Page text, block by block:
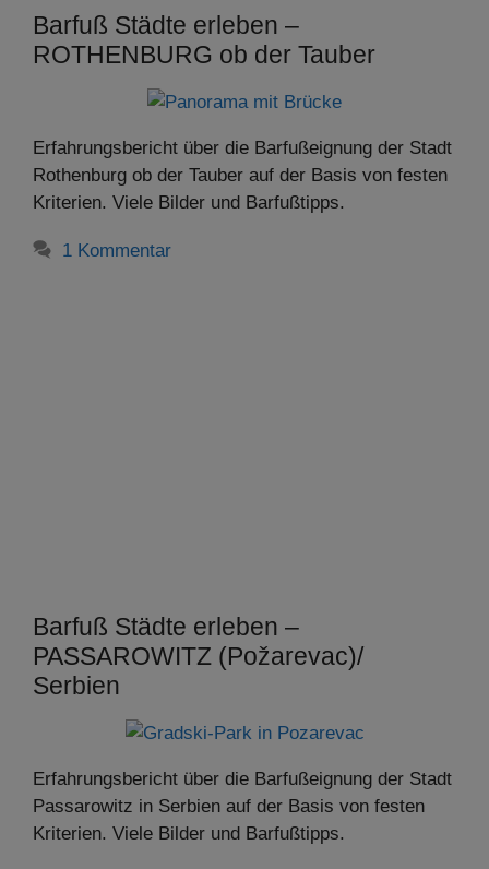
Barfuß Städte erleben –
ROTHENBURG ob der Tauber
Erfahrungsbericht über die Barfußeignung der Stadt
Rothenburg ob der Tauber auf der Basis von festen
Kriterien. Viele Bilder und Barfußtipps.
1 Kommentar
Barfuß Städte erleben –
PASSAROWITZ (Požarevac)/
Serbien
Erfahrungsbericht über die Barfußeignung der Stadt
Passarowitz in Serbien auf der Basis von festen
Kriterien. Viele Bilder und Barfußtipps.